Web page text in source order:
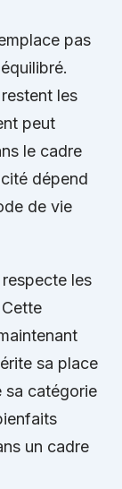
pas
les
peut
le cadre
dépend
de vie
les
sa place
sa catégorie
un cadre